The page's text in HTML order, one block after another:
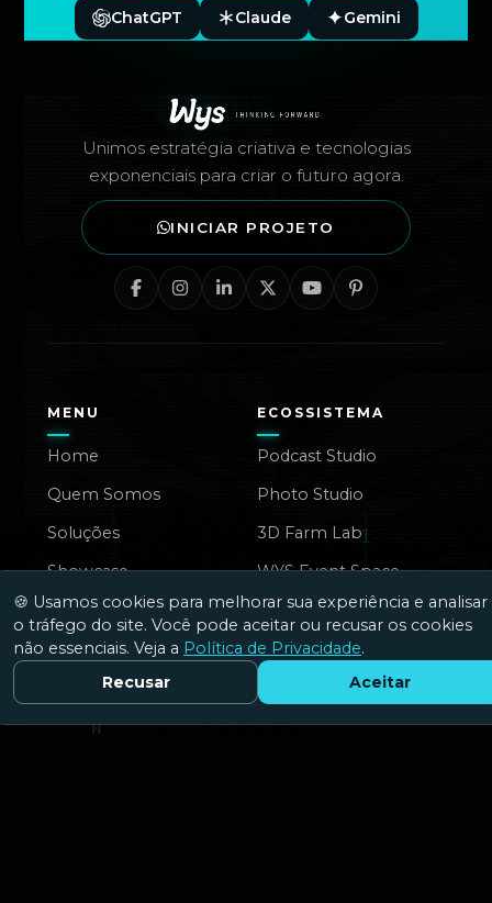
ChatGPT Claude Gemini
Unimos estratégia criativa e tecnologias
exponenciais para criar o futuro agora.
INICIAR PROJETO
MENU
Home
Quem Somos
Soluções
Showcase
Vídeos
Blog
Cobertura
ECOSSISTEMA
Podcast Studio
Photo Studio
3D Farm Lab
WYS Event Space
Fale Conosco
🍪 Usamos cookies para melhorar sua experiência e analisar
o tráfego do site. Você pode aceitar ou recusar os cookies
não essenciais. Veja a Política de Privacidade.
Recusar
Aceitar